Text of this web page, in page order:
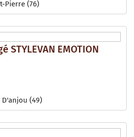
Pierre (76)
STYLEVAN EMOTION
(49)